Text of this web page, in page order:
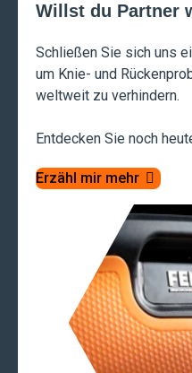
Willst du Partner
Schließen Sie sich uns
um Knie- und
weltweit zu verhindern.
Entdecken Sie noch
Erzähl mir mehr